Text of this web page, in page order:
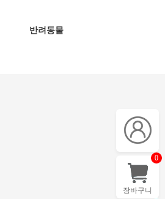
반려동물
장바구니
0